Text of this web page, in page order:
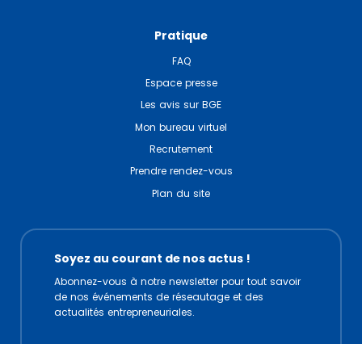
Pratique
FAQ
Espace presse
Les avis sur BGE
Mon bureau virtuel
Recrutement
Prendre rendez-vous
Plan du site
Soyez au courant de nos actus !
Abonnez-vous à notre newsletter pour tout savoir
de nos événements de réseautage et des
actualités entrepreneuriales.